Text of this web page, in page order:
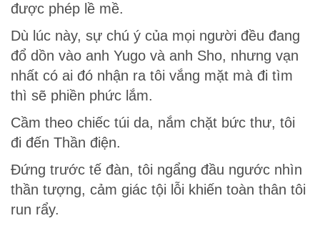
được phép lề mề.
Dù lúc này, sự chú ý của mọi người đều đang
đổ dồn vào anh Yugo và anh Sho, nhưng vạn
nhất có ai đó nhận ra tôi vắng mặt mà đi tìm
thì sẽ phiền phức lắm.
Cầm theo chiếc túi da, nắm chặt bức thư, tôi
đi đến Thần điện.
Đứng trước tế đàn, tôi ngẩng đầu ngước nhìn
thần tượng, cảm giác tội lỗi khiến toàn thân tôi
run rẩy.